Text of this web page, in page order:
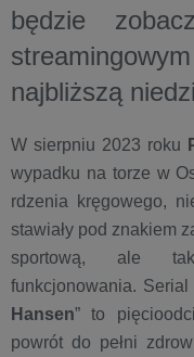
będzie
streamingowym
najbliższą
W sierpniu 2023 roku
wypadku na torze w
rdzenia kręgowego,
stawiały pod znakiem
sportową, ale
funkcjonowania. Serial
Hansen” to
powrót do pełni